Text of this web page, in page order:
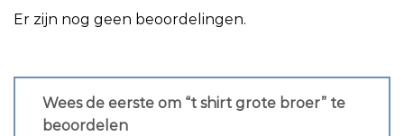
Er zijn nog geen beoordelingen.
Wees de eerste om “t shirt grote broer” te
beoordelen